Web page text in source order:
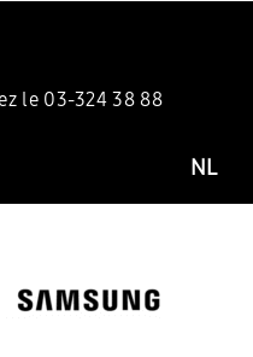
le 03-324 38 88
NL